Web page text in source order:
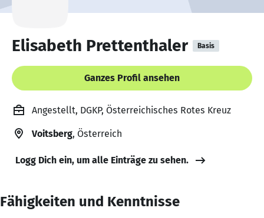
Elisabeth Prettenthaler Basis
Ganzes Profil ansehen
Angestellt, DGKP, Österreichisches Rotes Kreuz
Voitsberg, Österreich
Logg Dich ein, um alle Einträge zu sehen.
Fähigkeiten und Kenntnisse